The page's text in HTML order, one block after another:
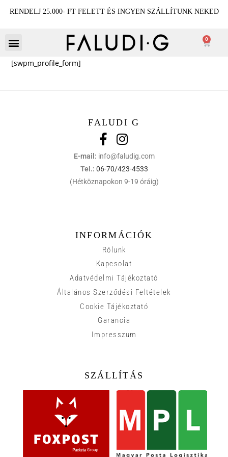
RENDELJ 25.000- FT FELETT ÉS INGYEN SZÁLLÍTUNK NEKED
0
[swpm_profile_form]
FALUDI G
E-mail: info@faludig.com
Tel.: 06-70/423-4533
(Hétköznapokon 9-19 óráig)
INFORMÁCIÓK
Rólunk
Kapcsolat
Adatvédelmi Tájékoztató
Általános Szerződési Feltételek
Cookie Tájékoztató
Garancia
Impresszum
SZÁLLÍTÁS